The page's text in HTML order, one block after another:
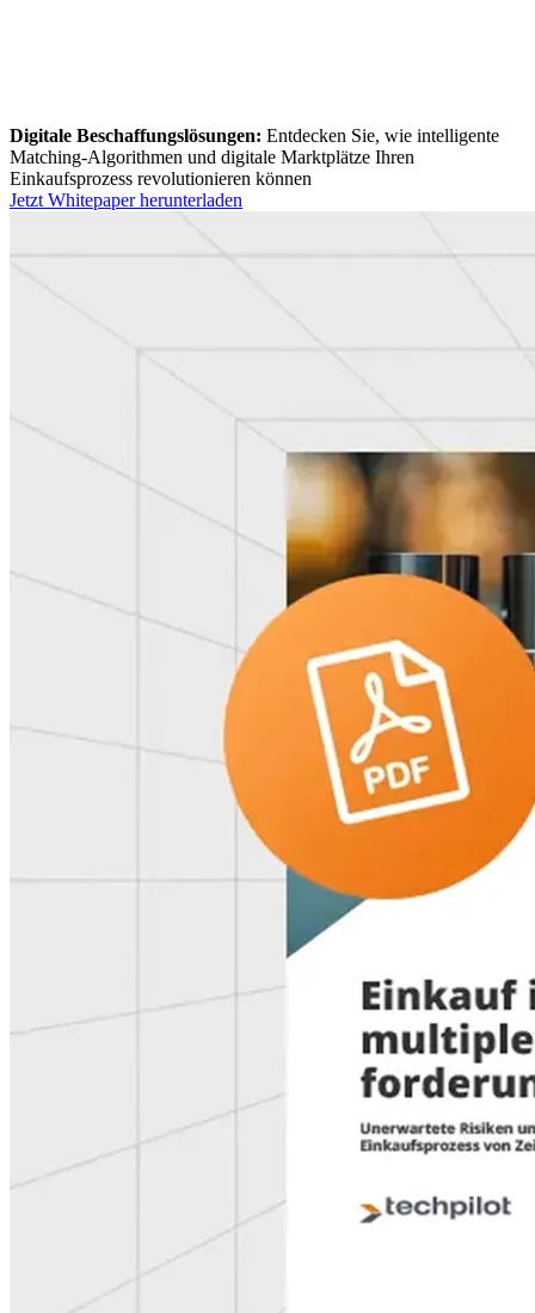
Digitale Beschaffungslösungen: Entdecken Sie, wie intelligente
Matching-Algorithmen und digitale Marktplätze Ihren
Einkaufsprozess revolutionieren können
Jetzt Whitepaper herunterladen